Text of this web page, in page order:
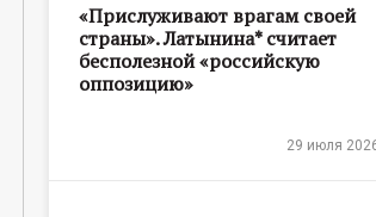
«Прислуживают врагам своей
страны». Латынина* считает
бесполезной «российскую
оппозицию»
29 июля